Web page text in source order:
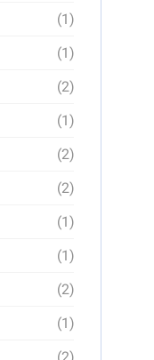
(1)
(1)
(2)
(1)
(2)
(2)
(1)
(1)
(2)
(1)